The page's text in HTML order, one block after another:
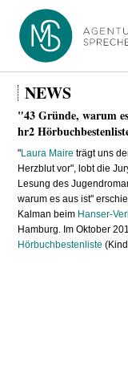
NEWS
"43 Gründe, warum
hr2
"Laura Maire trägt uns
Herzblut vor", lobt die
Lesung des
warum es aus ist"
Kalman beim Hanser-
Hamburg. Im Oktober
Hörbuchbestenliste